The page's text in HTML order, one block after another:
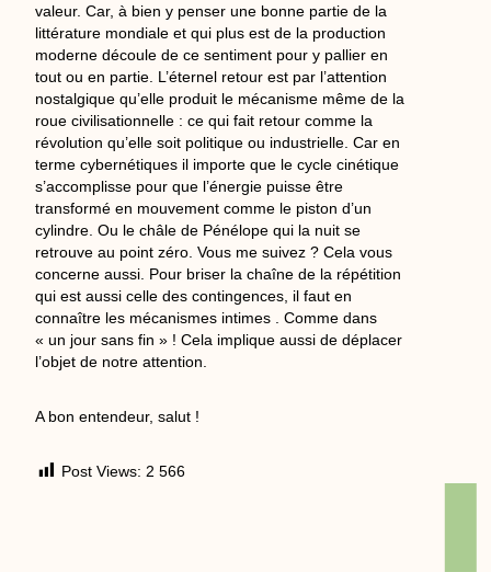
valeur. Car, à bien y penser une bonne partie de la
littérature mondiale et qui plus est de la production
moderne découle de ce sentiment pour y pallier en
tout ou en partie. L’éternel retour est par l’attention
nostalgique qu’elle produit le mécanisme même de la
roue civilisationnelle : ce qui fait retour comme la
révolution qu’elle soit politique ou industrielle. Car en
terme cybernétiques il importe que le cycle cinétique
s’accomplisse pour que l’énergie puisse être
transformé en mouvement comme le piston d’un
cylindre. Ou le châle de Pénélope qui la nuit se
retrouve au point zéro. Vous me suivez ? Cela vous
concerne aussi. Pour briser la chaîne de la répétition
qui est aussi celle des contingences, il faut en
connaître les mécanismes intimes . Comme dans
« un jour sans fin » ! Cela implique aussi de déplacer
l’objet de notre attention.
A bon entendeur, salut !
Post Views: 2 566